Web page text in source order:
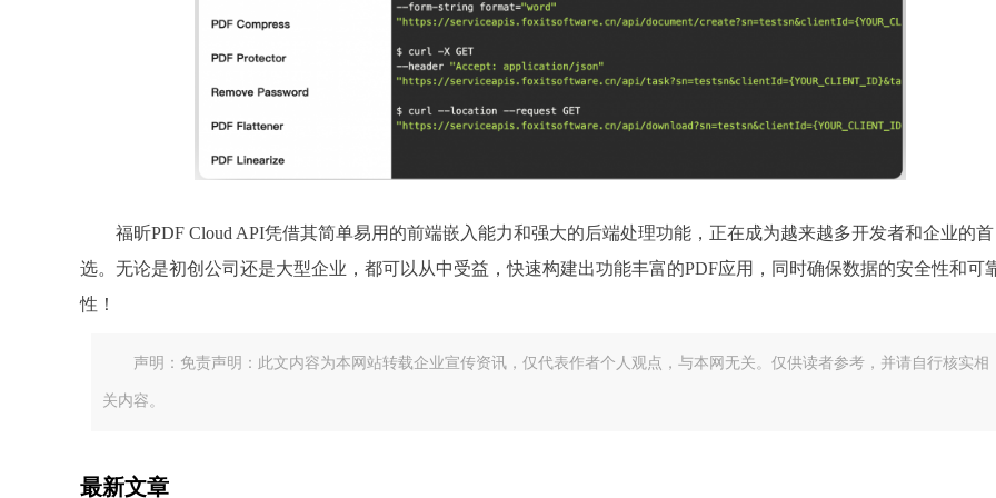
福昕PDF Cloud API凭借其简单易用的前端嵌入能力和强大的后端处理功能，正在成为越来越多开发者和企业的首
选。无论是初创公司还是大型企业，都可以从中受益，快速构建出功能丰富的PDF应用，同时确保数据的安全性和可
性！
声明：免责声明：此文内容为本网站转载企业宣传资讯，仅代表作者个人观点，与本网无关。仅供读者参考，并请自行核实相
关内容。
最新文章